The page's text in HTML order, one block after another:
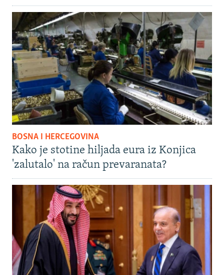
BOSNA I HERCEGOVINA
Kako je stotine hiljada eura iz Konjica
'zalutalo' na račun prevaranata?